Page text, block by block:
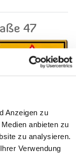
Anzeigen zu
anbieten zu
zu analysieren.
Verwendung
47
- was